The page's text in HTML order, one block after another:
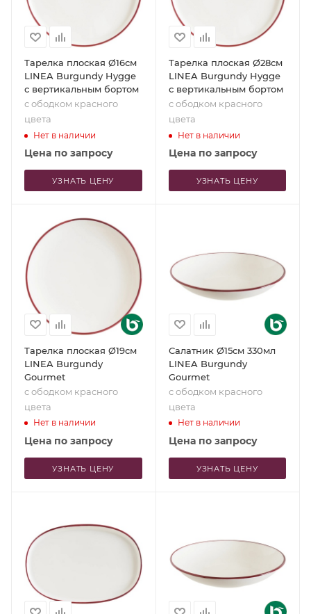
Тарелка плоская Ø16см
LINEA Burgundy Hygge
с вертикальным бортом
с ободком красного
цвета
Нет в наличии
Цена по запросу
УЗНАТЬ ЦЕНУ
Тарелка плоская Ø28см
LINEA Burgundy Hygge
с вертикальным бортом
с ободком красного
цвета
Нет в наличии
Цена по запросу
УЗНАТЬ ЦЕНУ
Тарелка плоская Ø19см
LINEA Burgundy
Gourmet
с ободком красного
цвета
Нет в наличии
Цена по запросу
УЗНАТЬ ЦЕНУ
Салатник Ø15см 330мл
LINEA Burgundy
Gourmet
с ободком красного
цвета
Нет в наличии
Цена по запросу
УЗНАТЬ ЦЕНУ